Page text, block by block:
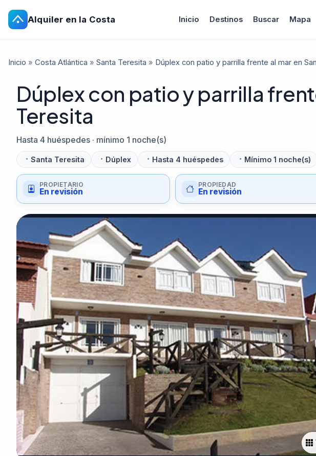
Alquiler en la Costa Inicio Destinos Buscar Mapa
Inicio » Costa Atlántica » Santa Teresita » Dúplex con patio y parrilla frente al mar en
Dúplex con patio y parrilla
Teresita
Hasta 4 huéspedes · mínimo 1 noche(s)
Santa Teresita Dúplex Hasta 4 huéspedes Mínimo 1 noche(s)
PROPIETARIO
En revisión
PROPIEDAD
En revisión